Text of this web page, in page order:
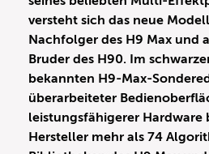
versteht sich das neue
Nachfolger des H9 Max und
Bruder des H90. Im
bekannten H9-Max-
überarbeiteter
leistungsfähigerer Hardware
Hersteller mehr als 74